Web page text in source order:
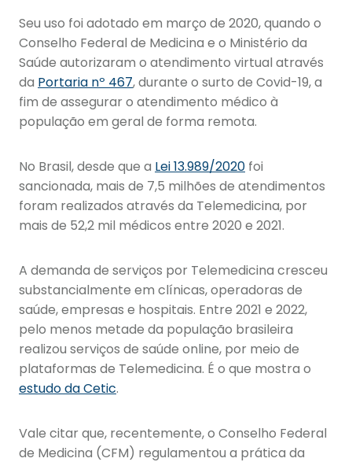
Seu uso foi adotado em março de 2020, quando o
Conselho Federal de Medicina e o Ministério da
Saúde autorizaram o atendimento virtual através
da Portaria nº 467, durante o surto de Covid-19, a
fim de assegurar o atendimento médico à
população em geral de forma remota.
No Brasil, desde que a Lei 13.989/2020 foi
sancionada, mais de 7,5 milhões de atendimentos
foram realizados através da Telemedicina, por
mais de 52,2 mil médicos entre 2020 e 2021.
A demanda de serviços por Telemedicina cresceu
substancialmente em clínicas, operadoras de
saúde, empresas e hospitais. Entre 2021 e 2022,
pelo menos metade da população brasileira
realizou serviços de saúde online, por meio de
plataformas de Telemedicina. É o que mostra o
estudo da Cetic.
Vale citar que, recentemente, o Conselho Federal
de Medicina (CFM) regulamentou a prática da